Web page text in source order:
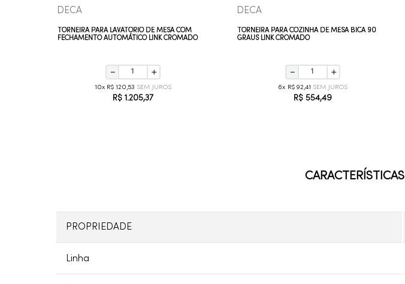
DECA
TORNEIRA PARA LAVATÓRIO DE MESA COM
FECHAMENTO AUTOMÁTICO LINK CROMADO
＋
－
10 R$ 120,53
R$ 1 .205,37
DECA
TORNEIRA PARA COZINHA DE MESA BICA 90
GRAUS LINK CROMADO
＋
－
6 R$ 92,41
R$ 554,49
CARACTERÍSTICAS
PROPRIEDADE
Linha